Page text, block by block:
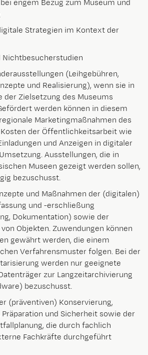
engem Bezug zum Museum und
Strategien im Kontext der
Nichtbesucherstudien
(Leihgebühren,
und Realisierung), wenn sie in
der Zielsetzung des Museums
werden können in diesem
Marketingmaßnahmen des
der Öffentlichkeitsarbeit wie
und Anzeigen in digitaler
Ausstellungen, die in
Museen gezeigt werden sollen,
bezuschusst.
und Maßnahmen der (digitalen)
und -erschließung
Dokumentation) sowie der
Objekten. Zuwendungen können
gewährt werden, die einem
Verfahrensmuster folgen. Bei der
werden nur geeignete
zur Langzeitarchivierung
bezuschusst.
(präventiven) Konservierung,
und Sicherheit sowie der
die durch fachlich
Fachkräfte durchgeführt